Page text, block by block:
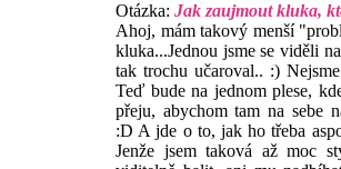
Otázka: Jak zaujmout kluka,
Ahoj, mám takový menší
kluka...Jednou jsme se viděli
tak trochu učaroval.. :)
Teď bude na jednom plese,
přeju, abychom tam na sebe
:D A jde o to, jak ho třeba
Jenže jsem taková až moc